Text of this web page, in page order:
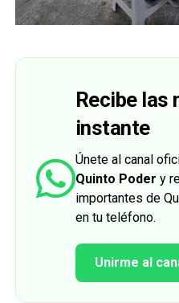
Recibe las
instante
Únete al canal
Quinto Poder y
importantes de
en tu teléfono.
Unirme al